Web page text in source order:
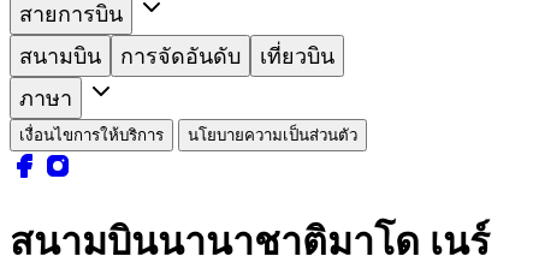
สายการบิน
สนามบิน
การจัดอันดับ
เที่ยวบิน
ภาษา
เงื่อนไขการให้บริการ นโยบายความเป็นส่วนตัว
สนามบินนานาชาติมาโด เนร์